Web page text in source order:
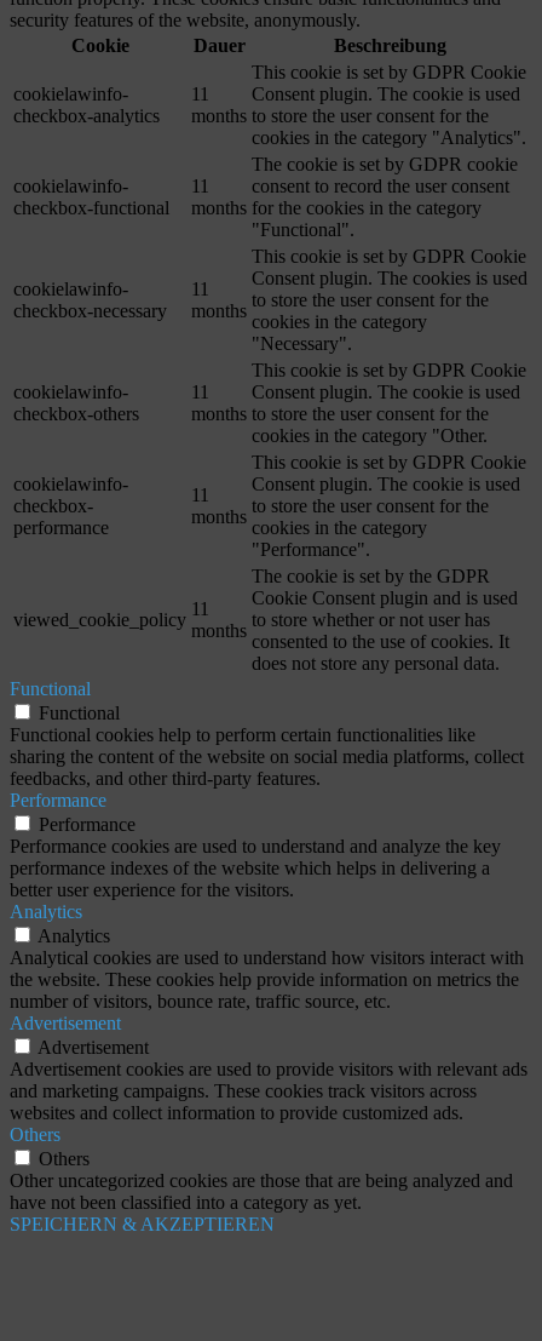
security features of the website, anonymously.
Cookie
Dauer Beschreibung
cookielawinfo-
checkbox-analytics
11
months
This cookie is set by GDPR Cookie
Consent plugin. The cookie is used
to store the user consent for the
cookies in the category "Analytics".
cookielawinfo-
checkbox-functional
11
months
The cookie is set by GDPR cookie
consent to record the user consent
for the cookies in the category
"Functional".
cookielawinfo-
checkbox-necessary
11
months
This cookie is set by GDPR Cookie
Consent plugin. The cookies is used
to store the user consent for the
cookies in the category
"Necessary".
cookielawinfo-
checkbox-others
11
months
This cookie is set by GDPR Cookie
Consent plugin. The cookie is used
to store the user consent for the
cookies in the category "Other.
cookielawinfo-
checkbox-
performance
11
months
This cookie is set by GDPR Cookie
Consent plugin. The cookie is used
to store the user consent for the
cookies in the category
"Performance".
viewed_cookie_policy
11
months
The cookie is set by the GDPR
Cookie Consent plugin and is used
to store whether or not user has
consented to the use of cookies. It
does not store any personal data.
Functional
Functional
Functional cookies help to perform certain functionalities like
sharing the content of the website on social media platforms, collect
feedbacks, and other third-party features.
Performance
Performance
Performance cookies are used to understand and analyze the key
performance indexes of the website which helps in delivering a
better user experience for the visitors.
Analytics
Analytics
Analytical cookies are used to understand how visitors interact with
the website. These cookies help provide information on metrics the
number of visitors, bounce rate, traffic source, etc.
Advertisement
Advertisement
Advertisement cookies are used to provide visitors with relevant ads
and marketing campaigns. These cookies track visitors across
websites and collect information to provide customized ads.
Others
Others
Other uncategorized cookies are those that are being analyzed and
have not been classified into a category as yet.
SPEICHERN & AKZEPTIEREN